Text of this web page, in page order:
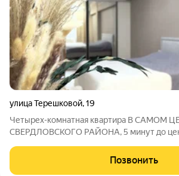
улица Терешковой,19
Четырех-комнатная квартира В САМОМ
СВЕРДЛОВСКОГО РАЙОНА, 5 минут до
большой семьи - сады, школы, рынок,
остановки, вокзал. Уютный двор, очень
Позвонить